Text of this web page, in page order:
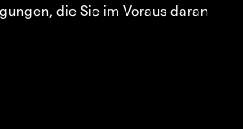
die Sie im Voraus daran